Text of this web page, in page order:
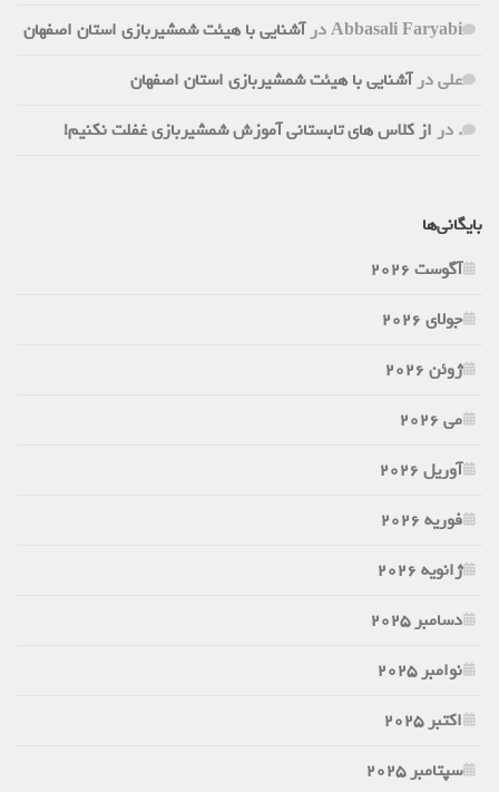
Abbasali Faryabiدرآشنایی با هیئت شمشیربازی استان اصفهان
علیدرآشنایی با هیئت شمشیربازی استان اصفهان
. در از کلاس های تابستانی آموزش شمشیربازی غفلت نکنیم!
بایگانی‌ها
آگوست 2026
جولای 2026
ژوئن 2026
می 2026
آوریل 2026
فوریه 2026
ژانویه 2026
دسامبر 2025
نوامبر 2025
اکتبر 2025
سپتامبر 2025